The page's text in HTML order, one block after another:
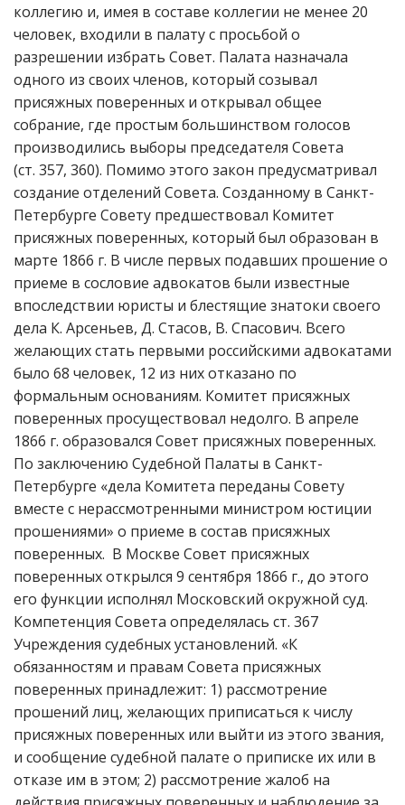
коллегию и, имея в составе коллегии не менее 20
человек, входили в палату с просьбой о
разрешении избрать Совет. Палата назначала
одного из своих членов, который созывал
присяжных поверенных и открывал общее
собрание, где простым большинством голосов
производились выборы председателя Совета
(ст. 357, 360). Помимо этого закон предусматривал
создание отделений Совета. Созданному в Санкт-
Петербурге Совету предшествовал Комитет
присяжных поверенных, который был образован в
марте 1866 г. В числе первых подавших прошение о
приеме в сословие адвокатов были известные
впоследствии юристы и блестящие знатоки своего
дела К. Арсеньев, Д. Стасов, В. Спасович. Всего
желающих стать первыми российскими адвокатами
было 68 человек, 12 из них отказано по
формальным основаниям. Комитет присяжных
поверенных просуществовал недолго. В апреле
1866 г. образовался Совет присяжных поверенных.
По заключению Судебной Палаты в Санкт-
Петербурге «дела Комитета переданы Совету
вместе с нерассмотренными министром юстиции
прошениями» о приеме в состав присяжных
поверенных. В Москве Совет присяжных
поверенных открылся 9 сентября 1866 г., до этого
его функции исполнял Московский окружной суд.
Компетенция Совета определялась ст. 367
Учреждения судебных установлений. «К
обязанностям и правам Совета присяжных
поверенных принадлежит: 1) рассмотрение
прошений лиц, желающих приписаться к числу
присяжных поверенных или выйти из этого звания,
и сообщение судебной палате о приписке их или в
отказе им в этом; 2) рассмотрение жалоб на